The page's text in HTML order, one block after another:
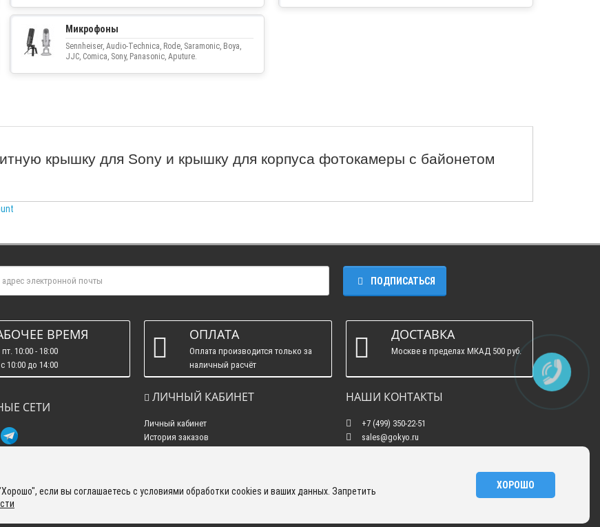
Микрофоны
Sennheiser, Audio-Technica, Rode, Saramonic, Boya,
JJC, Comica, Sony, Panasonic, Aputure.
крышку для Sony и крышку для корпуса фотокамеры с байонетом
ПОДПИСАТЬСЯ
ВРЕМЯ
10:00 - 18:00
10:00 до 14:00
: выходные.
ОПЛАТА
Оплата производится только за
наличный расчёт
ДОСТАВКА
Москве в пределах МКАД 500 руб.
СЕТИ
ЛИЧНЫЙ КАБИНЕТ
Личный кабинет
История заказов
НАШИ КОНТАКТЫ
+7 (499) 350-22-51
sales@gokyo.ru
г. Москва, Россия, Улица Сущёвский Вал, 5
с20
если вы соглашаетесь с условиями обработки cookies и ваших данных. Запретить
ХОРОШО